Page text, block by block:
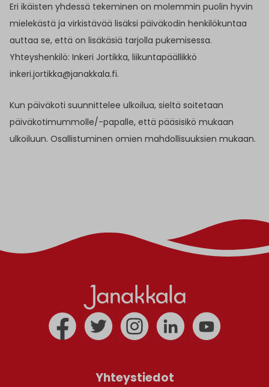
Eri ikäisten yhdessä tekeminen on molemmin puolin hyvin
mielekästä ja virkistävää lisäksi päiväkodin henkilökuntaa
auttaa se, että on lisäkäsiä tarjolla pukemisessa.
Yhteyshenkilö: Inkeri Jortikka, liikuntapäällikkö
inkeri.jortikka@janakkala.fi.
Kun päiväkoti suunnittelee ulkoilua, sieltä soitetaan
päiväkotimummolle/-papalle, että pääsisikö mukaan
ulkoiluun. Osallistuminen omien mahdollisuuksien mukaan.
Yhteystiedot